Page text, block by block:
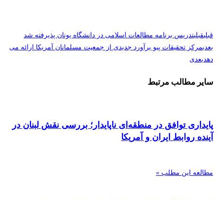
قبلیقبلیتدریس برنامه مطالعات اسلامی در دانشگاه یونان پذیرفته شد
بعدیمرکز تحقیقات پیو برآورد جدیدی از جمعیت مسلمانان آمریکا ارائه می
دهدبعدی
سایر مطالب مرتبط
پایداری توافق در منطقه‌ای ناپایدار؛ بررسی نقش لبنان در
آینده روابط ایران و آمریکا
مطالعه این مطلب »